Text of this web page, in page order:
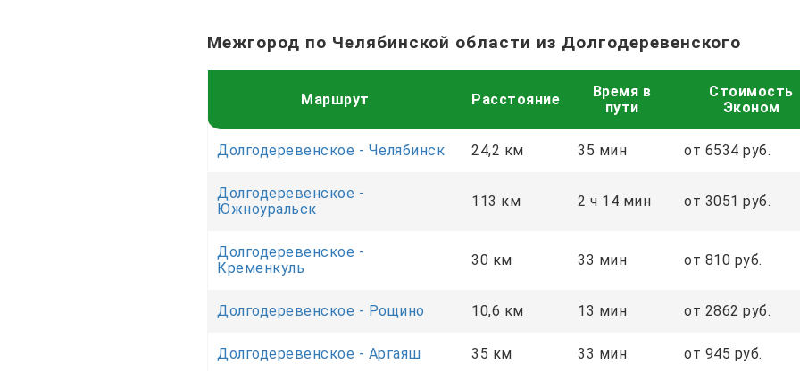
Межгород по Челябинской области из Долгодеревенского
Маршрут Расстояние
Время в
пути
Стоимость
Эконом
Долгодеревенское - Челябинск 24,2 км 35 мин от 6534 руб.
Долгодеревенское -
Южноуральск
113 км 2 ч 14 мин от 3051 руб.
Долгодеревенское -
Кременкуль
30 км 33 мин от 810 руб.
Долгодеревенское - Рощино 10,6 км 13 мин от 2862 руб.
Долгодеревенское - Аргаяш 35 км 33 мин от 945 руб.